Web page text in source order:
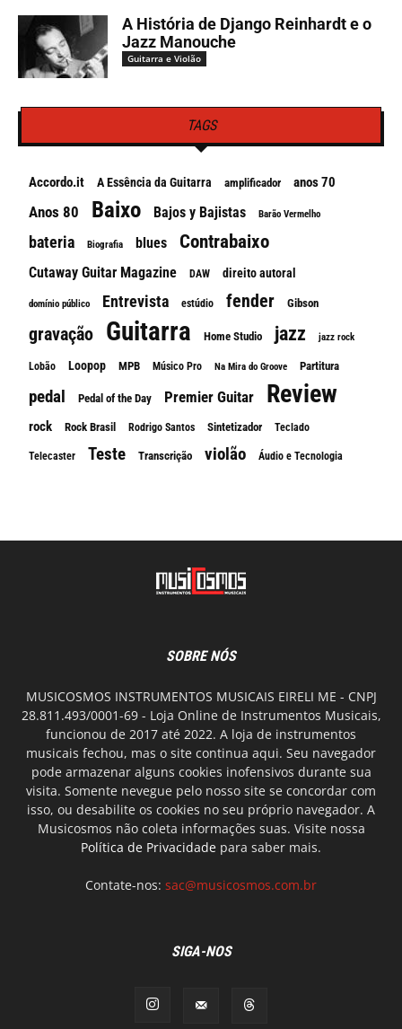
A História de Django Reinhardt e o
Jazz Manouche
Guitarra e Violão
TAGS
Accordo.it A Essência da Guitarra amplificador anos 70
Anos 80 Baixo Bajos y Bajistas Barão Vermelho
bateria Biografia blues Contrabaixo
Cutaway Guitar Magazine DAW direito autoral
domínio público Entrevista estúdio fender Gibson
gravação Guitarra Home Studio jazz jazz rock
Lobão Loopop MPB Músico Pro Na Mira do Groove Partitura
pedal Pedal of the Day Premier Guitar Review
rock Rock Brasil Rodrigo Santos Sintetizador Teclado
Telecaster Teste Transcrição violão Áudio e Tecnologia
SOBRE NÓS
MUSICOSMOS INSTRUMENTOS MUSICAIS EIRELI ME - CNPJ
28.811.493/0001-69 - Loja Online de Instrumentos Musicais,
funcionou de 2017 até 2022. A loja de instrumentos
musicais fechou, mas o site continua aqui. Seu navegador
pode armazenar alguns cookies inofensivos durante sua
visita. Somente nevegue pelo nosso site se concordar com
isso, ou desabilite os cookies no seu próprio navegador. A
Musicosmos não coleta informações suas. Visite nossa
Política de Privacidade para saber mais.
Contate-nos: sac@musicosmos.com.br
SIGA-NOS